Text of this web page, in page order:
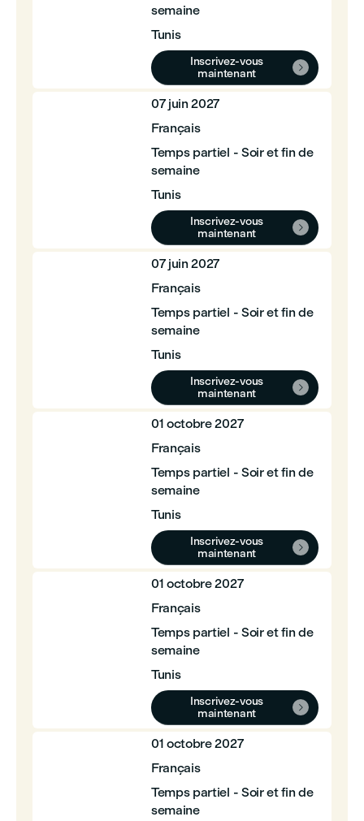
semaine
Tunis
Inscrivez-vous
maintenant

07 juin 2027
Français
Temps partiel - Soir et fin de
semaine
Tunis
Inscrivez-vous
maintenant

07 juin 2027
Français
Temps partiel - Soir et fin de
semaine
Tunis
Inscrivez-vous
maintenant

01 octobre 2027
Français
Temps partiel - Soir et fin de
semaine
Tunis
Inscrivez-vous
maintenant

01 octobre 2027
Français
Temps partiel - Soir et fin de
semaine
Tunis
Inscrivez-vous
maintenant

01 octobre 2027
Français
Temps partiel - Soir et fin de
semaine